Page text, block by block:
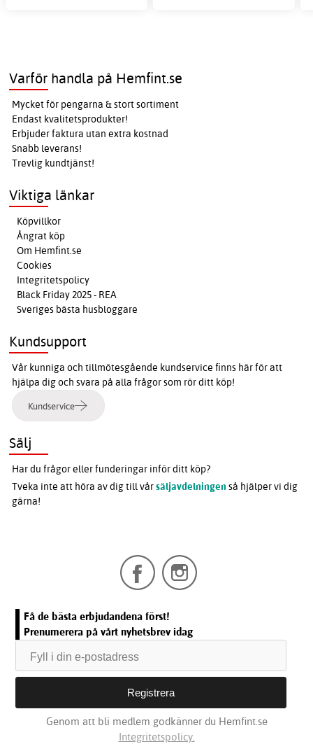
Varför handla på Hemfint.se
Mycket för pengarna & stort sortiment
Endast kvalitetsprodukter!
Erbjuder faktura utan extra kostnad
Snabb leverans!
Trevlig kundtjänst!
Viktiga länkar
Köpvillkor
Ångrat köp
Om Hemfint.se
Cookies
Integritetspolicy
Black Friday 2025 - REA
Sveriges bästa husbloggare
Kundsupport
Vår kunniga och tillmötesgående kundservice finns här för att
hjälpa dig och svara på alla frågor som rör ditt köp!
Kundservice
Sälj
Har du frågor eller funderingar inför ditt köp?
Tveka inte att höra av dig till vårsäljavdelningen så hjälper vi dig
gärna!
Få de bästa erbjudandena först!
Prenumerera på vårt nyhetsbrev idag
Genom att bli medlem godkänner du Hemfint.se
Integritetspolicy.